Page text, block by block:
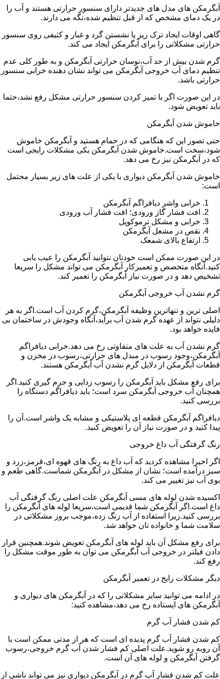
آبگرمکن های مدل های جدیدتر دارای سنسور حرارتی هستند و آب را
در یک دمای مشخص که از قبل تنظیم شده،نگه می دارند.
گاهی اوقات ایجاد ترک ریز یا نشستن گرد و غبار و کثیفی روی سنسور
حرارتی مشکلاتی را برای آبگرمکن ایجاد می کند.
گرم شدن بیش از حد آب،نوسان حرارتی آبگرمکن و به طور کلی عدم
تنظیم دمای آب خروجی آبگرمکن می تواند نشان دهنده خرابی سنسور
حرارتی باشد.
در این صورت اگر با تمیز کردن سنسور حرارتی مشکل رفع نشد،حتما
باید تعویض شود.
خاموش شدن آبگرمکن
حتی تصور این که هنگامی که در حمام هستید و آبگرمکن خاموش
شود،سخت است.خاموش شدن آبگرمکن یکی مشکلات رایجی است
که در آبگرمکن نیز رخ می دهد.
خاموش شدن آبگرمکن دیواری با یکی از علت های زیر بسیار محتمل
است:
خرابی واشر دیافراگم آبگرمکن
افت فشار گاز ورودی؛ افت فشار آب ورودی
خرابی و مشکل ترموکوپل
نقص در مشعل آبگرمکن
ارتفاع بالای شمعک
در این صورت ممکن است خودتان نتوانید آبگرمکن را عیب یابی
کنید.آنگاه متخصص و تعمیرکار آبگرمکن می تواند مشکل را سریعا
تشخیص دهد و در صورت نیاز آبگرمکن را تعمیر کند.
گرم نشدن آب خروجی آبگرمکن
اصلی ترین و تنهاترین وظیفه آبگرمکن،گرم کردن آب است.اگر به هر
دلیلی نتواند از عهده گرم شدن آب برآید،آنگاه وجودش در ساختمان بی
فایده خواهد بود.
گرم نشدن آب به علت های متفاوتی رخ می دهد.خرابی دیافراگم
آبگرمکن،وجود رسوب در مبدل های حرارتی،رسوب در مخزن و
قطعات آبگرمکن از دلایل گرم نشدن آب آبگرمکن هستند.
برای رفع مشکل باید آبگرمکن را رسوب زدایی و جرم گیری کنید.اگر
همچنان آب خروجی آبگرمکن سرد است؛ باید دیافراگم دستگاه را
بررسی کنید.
دیافراگم آبگرمکن قطعه ای پلاستیکی و مشابه یک واشر است.آن را
پیدا کنید و در صورت نیاز آن را تعویض کنید.
رنگ گرفتگی آب داغ خروجی
اگر اخیرا مشاهده کردید که آب داغ به رنگ های قهوه ای،قرمز،زرد و
سبز درآمده است؛ نشان از مشکل در آبگرمکن شماست.گاهی طعم و
بوی آب نیز تغییر می کند.
اکسیده شدن لوله های مسی آبگرمکن علت اصلی رنگ گرفتگی آب
داغ است.اگر آبگرمکن شما قدیمی است،سریعا لوله های آبگرمکن را
بررسی کنید.زیرا استفاده از آب زنگ زده،موجب بروز مشکلاتی در
سلامت شما و خانواده تان خواهد شد.
برای رفع مشکل آن باید لوله های آبگرمکن تعویض شوند.همچنین قرار
دادن فیلتر در خروجی آب آبگرمکن می توان به طور موقت مشکل را
رفع کند.
دیگر مشکلات رایج در تعمیر آبگرمکن
در ادامه می توانید سایر مشکلاتی را که در آبگرمکن های دیواری و
آبگرمکن های ایستاده رخ می دهد،مشاهده کنید:
کم شدن فشار آب گرم
کم شدن فشار آب گرم پدیده ای است که هر از مدتی ممکن است با
آن روبه رو شوید.علت اصلی کم فشار شدن آب گرم خروجی،رسوب
گرفتن آبگرمکن و لوله های آن است.
علت کم شدن فشار آب گرم در آبگرمکن دیواری نیز می تواند ناشی از